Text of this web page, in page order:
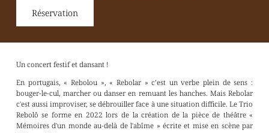
Réservation
Un concert festif et dansant !
En portugais, « Rebolou », « Rebolar » c’est un verbe plein de sens :
bouger-le-cul, marcher ou danser en remuant les hanches. Mais Rebolar
c'est aussi improviser, se débrouiller face à une situation difficile. Le Trio
Rebolô se forme en 2022 lors de la création de la pièce de théâtre «
Mémoires d'un monde au-delà de l'abîme » écrite et mise en scène par